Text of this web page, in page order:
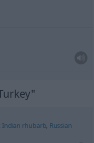
Indian rhubarb, Russian